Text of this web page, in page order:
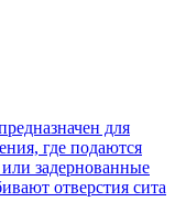
для
где подаются
задернованные
отверстия сита